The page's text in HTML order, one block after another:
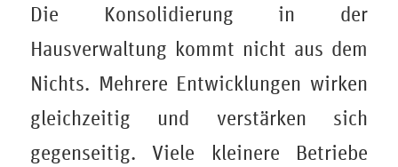
Die Konsolidierung in der
Hausverwaltung kommt nicht aus dem
Nichts. Mehrere Entwicklungen wirken
gleichzeitig und verstärken sich
gegenseitig. Viele kleinere Betriebe